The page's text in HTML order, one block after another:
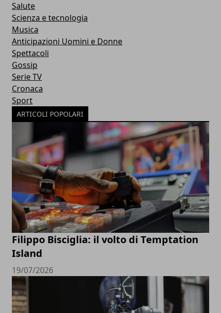
Salute
Scienza e tecnologia
Musica
Anticipazioni Uomini e Donne
Spettacoli
Gossip
Serie TV
Cronaca
Sport
ARTICOLI POPOLARI
Filippo Bisciglia: il volto di Temptation
Island
19/07/2026